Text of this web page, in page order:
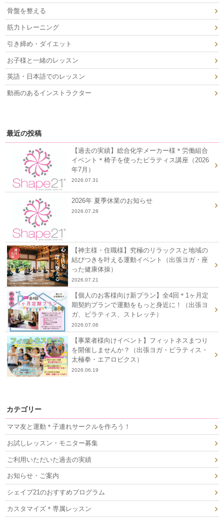
骨盤を整える
筋力トレーニング
引き締め・ダイエット
お子様と一緒のレッスン
英語・日本語でのレッスン
動画のあるインストラクター
最近の投稿
【過去の実績】総合化学メーカー様＊労働組合
イベント＊椅子を使ったピラティス講座（2026
年7月）
2026.07.31
2026年 夏季休業のお知らせ
2026.07.28
【神主様・住職様】究極のリラックスと地域の
結びつきを叶える運動イベント（出張ヨガ・座
った健康体操）
2026.07.21
【個人のお客様向け新プラン】全4回＊1ヶ月定
期契約プランで運動をもっと身近に！（出張ヨ
ガ、ピラティス、ストレッチ）
2026.07.06
【事業者様向けイベント】フィットネスまつり
を開催しませんか？（出張ヨガ・ピラティス・
太極拳・エアロビクス）
2026.06.19
カテゴリー
ママ友と運動＊子連れサークルを作ろう！
お試しレッスン・モニター募集
ご利用いただいた過去の実績
お知らせ・ご案内
シェイプ21のおすすめプログラム
カスタマイズ＊専属レッスン